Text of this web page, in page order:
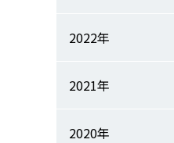
2022年
2021年
2020年